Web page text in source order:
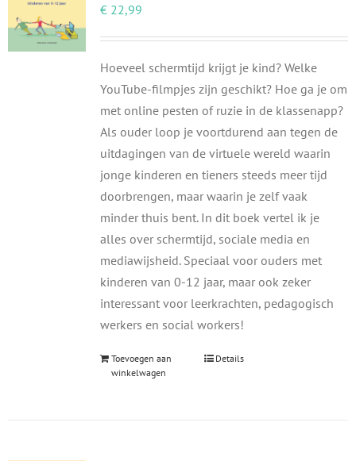
€22,99
Hoeveel schermtijd krijgt je kind? Welke
YouTube-filmpjes zijn geschikt? Hoe ga je om
met online pesten of ruzie in de klassenapp?
Als ouder loop je voortdurend aan tegen de
uitdagingen van de virtuele wereld waarin
jonge kinderen en tieners steeds meer tijd
doorbrengen, maar waarin je zelf vaak
minder thuis bent. In dit boek vertel ik je
alles over schermtijd, sociale media en
mediawijsheid. Speciaal voor ouders met
kinderen van 0-12 jaar, maar ook zeker
interessant voor leerkrachten, pedagogisch
werkers en social workers!
Toevoegen aan
winkelwagen
Details